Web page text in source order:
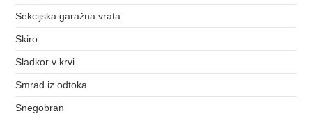
Sekcijska garažna vrata
Skiro
Sladkor v krvi
Smrad iz odtoka
Snegobran